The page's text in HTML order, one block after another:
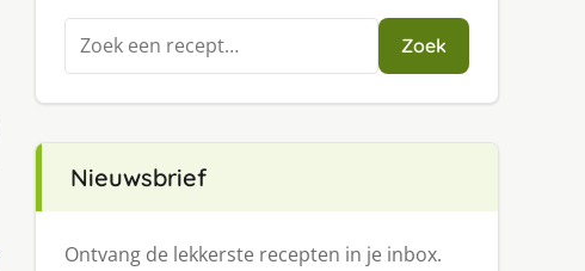
Zoeken
naar:
Zoek
Nieuwsbrief
Ontvang de lekkerste recepten in je inbox.